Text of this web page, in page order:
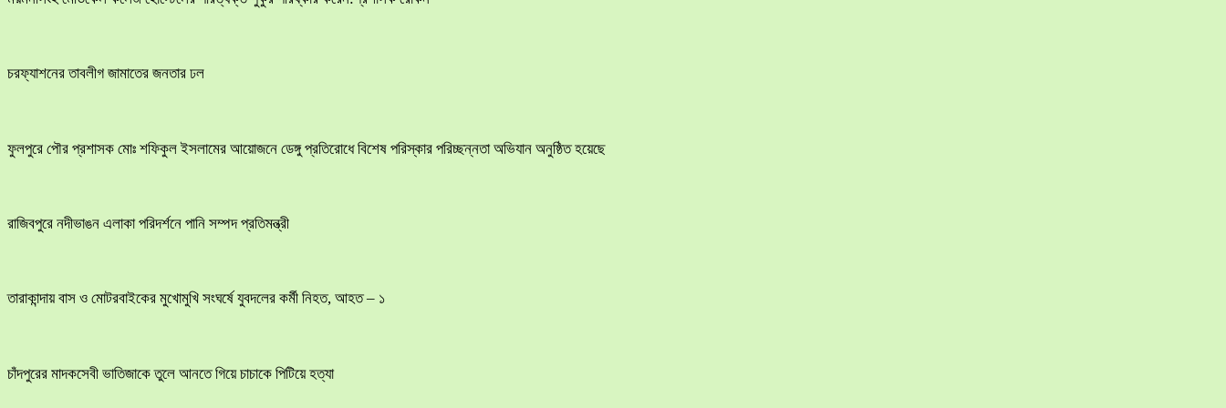
চরফ্যাশনের তাবলীগ জামাতের জনতার ঢল
ফুলপুরে পৌর প্রশাসক মোঃ শফিকুল ইসলামের আয়োজনে ডেঙ্গু প্রতিরোধে বিশেষ পরিস্কার পরিচ্ছন্নতা অভিযান অনুষ্ঠিত হয়েছে
রাজিবপুরে নদীভাঙন এলাকা পরিদর্শনে পানি সম্পদ প্রতিমন্ত্রী
তারাকান্দায় বাস ও মোটরবাইকের মুখোমুখি সংঘর্ষে যুবদলের কর্মী নিহত, আহত – ১
চাঁদপুরের মাদকসেবী ভাতিজাকে তুলে আনতে গিয়ে চাচাকে পিটিয়ে হত্যা